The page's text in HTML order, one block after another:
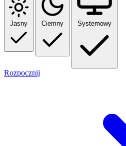
Jasny Ciemny Systemowy
Rozpocznij